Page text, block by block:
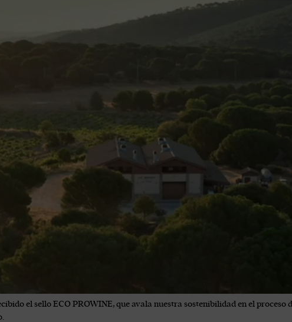
el sello ECO PROWINE, que avala nuestra sostenibilidad en el